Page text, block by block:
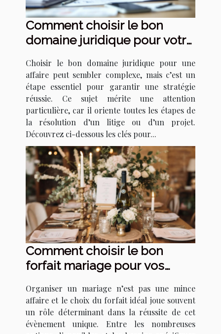
Comment choisir le bon
domaine juridique pour votre
Choisir le bon domaine juridique pour une
affaire peut sembler complexe, mais c’est un
étape essentiel pour garantir une stratégie
réussie. Ce sujet mérite une attention
particulière, car il oriente toutes les étapes de
la résolution d’un litige ou d’un projet.
Découvrez ci-dessous les clés pour...
Comment choisir le bon
forfait mariage pour vos
Organiser un mariage n’est pas une mince
affaire et le choix du forfait idéal joue souvent
un rôle déterminant dans la réussite de cet
évènement unique. Entre les nombreuses